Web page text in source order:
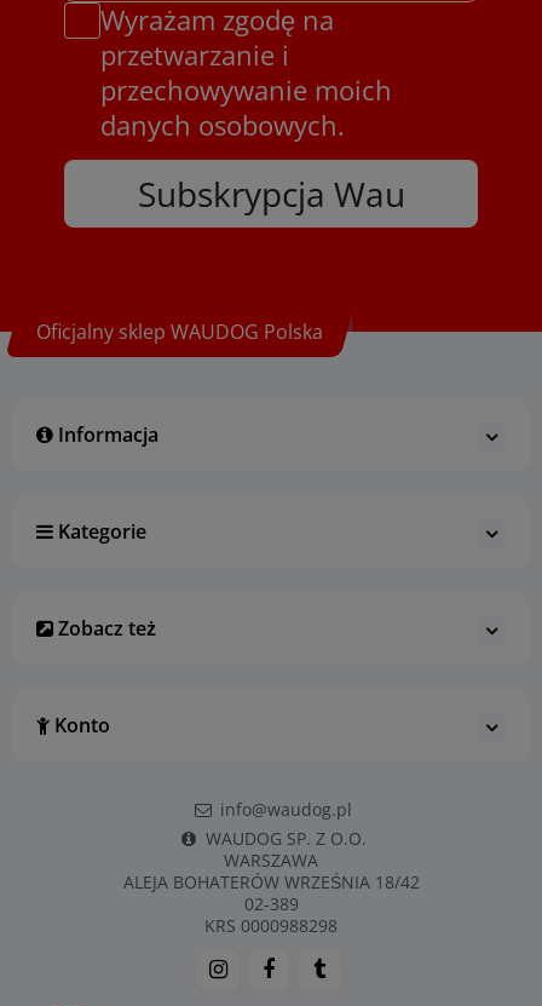
Subskrypcja Wau
Wyrażam zgodę na
przetwarzanie i
przechowywanie moich
danych osobowych.
Oficjalny sklep WAUDOG Polska
Informacja
Kategorie
Zobacz też
Konto
info@waudog.pl
WAUDOG SP. Z O.O.
WARSZAWA
ALEJA BOHATERÓW WRZEŚNIA 18/42
02-389
KRS 0000988298